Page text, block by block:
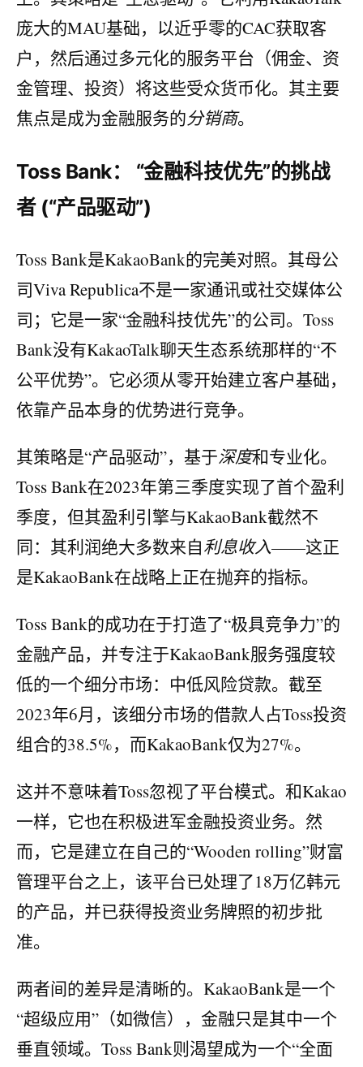
庞大的MAU基础，以近乎零的CAC获取客
户，然后通过多元化的服务平台（佣金、资
金管理、投资）将这些受众货币化。其主要
焦点是成为金融服务的分销商。
Toss Bank： “金融科技优先”的挑战
者 (“产品驱动”)
Toss Bank是KakaoBank的完美对照。其母公
司Viva Republica不是一家通讯或社交媒体公
司；它是一家“金融科技优先”的公司。Toss
Bank没有KakaoTalk聊天生态系统那样的“不
公平优势”。它必须从零开始建立客户基础，
依靠产品本身的优势进行竞争。
其策略是“产品驱动”，基于深度和专业化。
Toss Bank在2023年第三季度实现了首个盈利
季度，但其盈利引擎与KakaoBank截然不
同：其利润绝大多数来自利息收入——这正
是KakaoBank在战略上正在抛弃的指标。
Toss Bank的成功在于打造了“极具竞争力”的
金融产品，并专注于KakaoBank服务强度较
低的一个细分市场：中低风险贷款。截至
2023年6月，该细分市场的借款人占Toss投资
组合的38.5%，而KakaoBank仅为27%。
这并不意味着Toss忽视了平台模式。和Kakao
一样，它也在积极进军金融投资业务。然
而，它是建立在自己的“Wooden rolling”财富
管理平台之上，该平台已处理了18万亿韩元
的产品，并已获得投资业务牌照的初步批
准。
两者间的差异是清晰的。KakaoBank是一个
“超级应用”（如微信），金融只是其中一个
垂直领域。Toss Bank则渴望成为一个“全面